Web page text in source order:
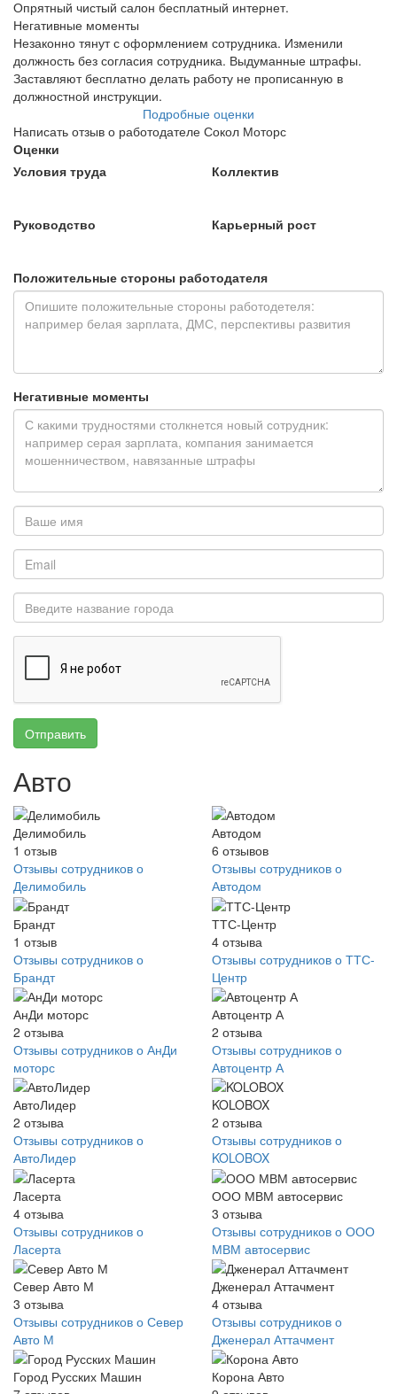
Опрятный чистый салон бесплатный интернет.
Негативные моменты
Незаконно тянут с оформлением сотрудника. Изменили
должность без согласия сотрудника. Выдуманные штрафы.
Заставляют бесплатно делать работу не прописанную в
должностной инструкции.
Подробные оценки
Написать отзыв о работодателе Сокол Моторс
Оценки
Условия труда
Коллектив
Руководство Карьерный рост
Положительные стороны работодателя
Негативные моменты
Отправить
Авто
Делимобиль
1 отзыв
Отзывы сотрудников о
Делимобиль
Автодом
6 отзывов
Отзывы сотрудников о
Автодом
Брандт
1 отзыв
Отзывы сотрудников о
Брандт
ТТС-Центр
4 отзыва
Отзывы сотрудников о ТТС-
Центр
АнДи моторс
2 отзыва
Отзывы сотрудников о АнДи
моторс
Автоцентр А
2 отзыва
Отзывы сотрудников о
Автоцентр А
АвтоЛидер
2 отзыва
Отзывы сотрудников о
АвтоЛидер
KOLOBOX
2 отзыва
Отзывы сотрудников о
KOLOBOX
Ласерта
4 отзыва
Отзывы сотрудников о
Ласерта
ООО МВМ автосервис
3 отзыва
Отзывы сотрудников о ООО
МВМ автосервис
Север Авто М
3 отзыва
Отзывы сотрудников о Север
Авто М
Дженерал Аттачмент
4 отзыва
Отзывы сотрудников о
Дженерал Аттачмент
Город Русских Машин
Корона Авто